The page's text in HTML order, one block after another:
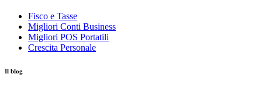
Fisco e Tasse
Migliori Conti Business
Migliori POS Portatili
Crescita Personale
Il blog